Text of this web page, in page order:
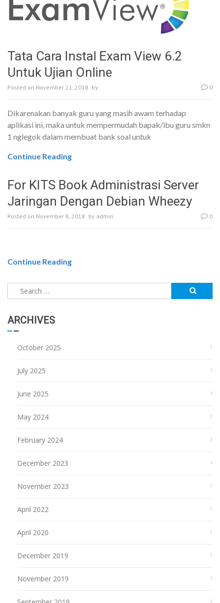
Tata Cara Instal Exam View 6.2
Untuk Ujian Online
Posted on November 21, 2018 by 0
Dikarenakan banyak guru yang masih awam terhadap
aplikasi ini, maka untuk mempermudah bapak/ibu guru smkn
1 nglegok dalam membuat bank soal untuk
Continue Reading
For KITS Book Administrasi Server
Jaringan Dengan Debian Wheezy
Posted on November 8, 2018 by admin 0
Continue Reading
Search
for:
ARCHIVES
October 2025
July 2025
June 2025
May 2024
February 2024
December 2023
November 2023
April 2022
April 2020
December 2019
November 2019